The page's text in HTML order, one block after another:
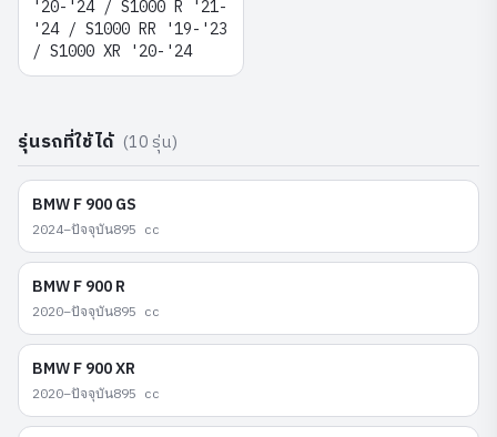
'20-'24 / S1000 R '21-
'24 / S1000 RR '19-'23
/ S1000 XR '20-'24
รุ่นรถที่ใช้ได้ (10 รุ่น)
BMWF 900 GS
2024–ปัจจุบัน895 cc
BMWF 900 R
2020–ปัจจุบัน895 cc
BMWF 900 XR
2020–ปัจจุบัน895 cc